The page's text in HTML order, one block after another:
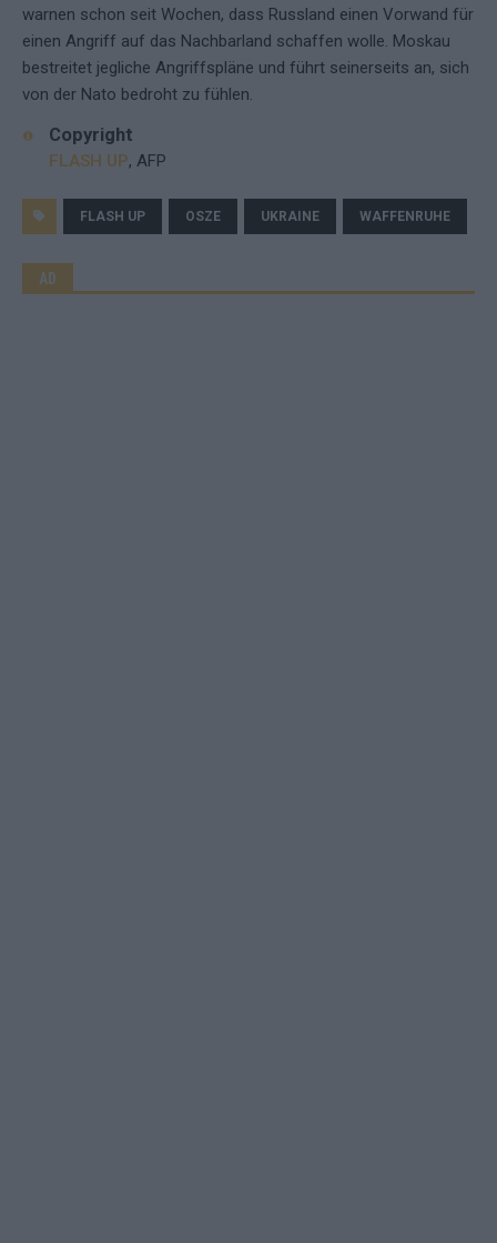
warnen schon seit Wochen, dass Russland einen Vorwand für
einen Angriff auf das Nachbarland schaffen wolle. Moskau
bestreitet jegliche Angriffspläne und führt seinerseits an, sich
von der Nato bedroht zu fühlen.
Copyright
FLASH UP, AFP
FLASH UP OSZE UKRAINE WAFFENRUHE
AD